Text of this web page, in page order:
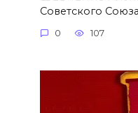
Советского
0 107